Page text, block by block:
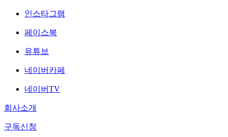
인스타그램
페이스북
유튜브
네이버카페
네이버TV
회사소개
구독신청